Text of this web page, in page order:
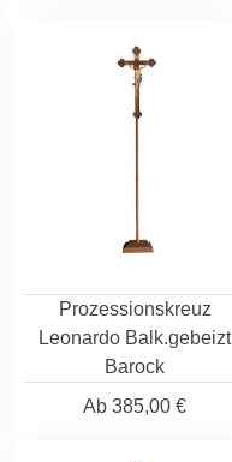
Prozessionskreuz
Leonardo Balk.gebeizt
Barock
Ab 385,00 €